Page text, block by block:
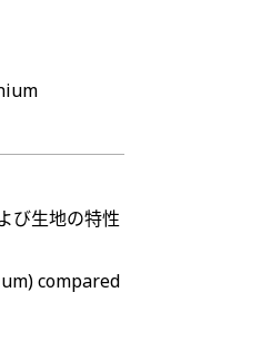
び生地の特性
compared